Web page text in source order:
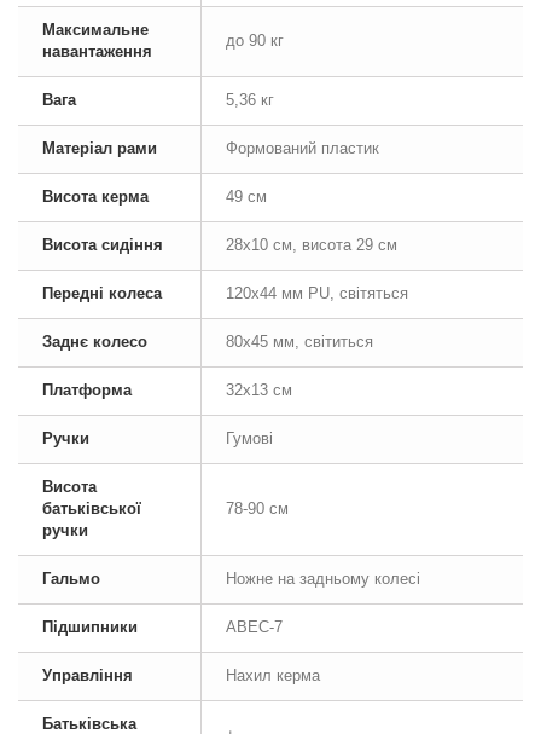
Максимальне
навантаження
до 90 кг
Вага 5,36 кг
Матеріал рами Формований пластик
Висота керма 49 см
Висота сидіння 28х10 см, висота 29 см
Передні колеса 120х44 мм PU, світяться
Заднє колесо 80х45 мм, світиться
Платформа 32х13 см
Ручки Гумові
Висота
батьківської
ручки
78-90 см
Гальмо Ножне на задньому колесі
Підшипники ABEC-7
Управління Нахил керма
Батьківська